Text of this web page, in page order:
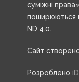
суміжні
поширюються
ND 4.0.
Сайт
Розроблено